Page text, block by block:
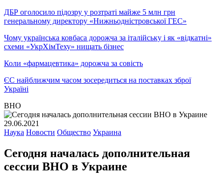
ДБР оголосило підозру у розтраті майже 5 млн грн
генеральному директору «Нижньодністровської ГЕС»
Чому українська ковбаса дорожча за італійську і як «відкатні»
схеми «УкрХімТеху» нищать бізнес
Коли «фармацевтика» дорожча за совість
ЄС найближчим часом зосередиться на поставках зброї
Україні
ВНО
29.06.2021
Наука Новости Общество Украина
Сегодня началась дополнительная
сессии ВНО в Украине